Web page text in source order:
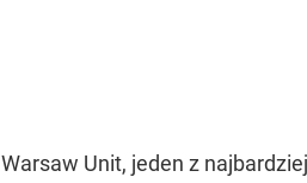
Warsaw Unit, jeden z